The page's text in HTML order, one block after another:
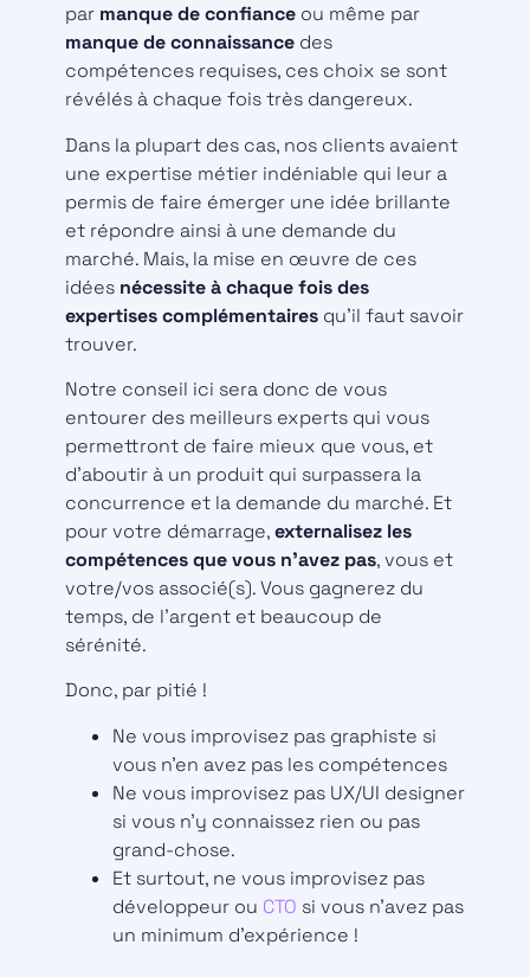
par manque de confianceou même par
manque de connaissancedes
compétences requises, ces choix se sont
révélés à chaque fois très dangereux.
Dans la plupart des cas, nos clients avaient
une expertise métier indéniable qui leur a
permis de faire émerger une idée brillante
et répondre ainsi à une demande du
marché. Mais, la mise en œuvre de ces
idées nécessite à chaque fois des
expertises complémentairesqu’il faut savoir
trouver.
Notre conseil ici sera donc de vous
entourer des meilleurs experts qui vous
permettront de faire mieux que vous, et
d’aboutir à un produit qui surpassera la
concurrence et la demande du marché. Et
pour votre démarrage,externalisez les
compétences que vous n’avez pas, vous et
votre/vos associé(s). Vous gagnerez du
temps, de l’argent et beaucoup de
sérénité.
Donc, par pitié !
Ne vous improvisez pas graphiste si
vous n’en avez pas les compétences
Ne vous improvisez pas UX/UI designer
si vous n’y connaissez rien ou pas
grand-chose.
Et surtout, ne vous improvisez pas
développeur ou CTO si vous n’avez pas
un minimum d’expérience !